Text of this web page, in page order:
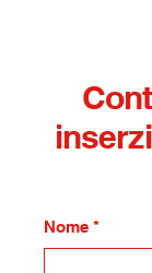
Nome *